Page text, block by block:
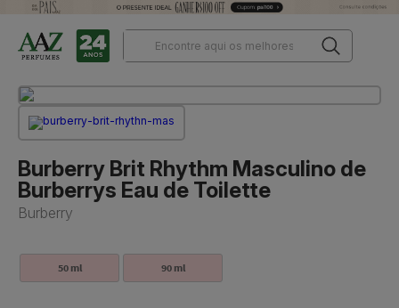
Burberry Brit Rhythm Masculino de
Burberrys Eau de Toilette
Burberry
50 ml 90 ml